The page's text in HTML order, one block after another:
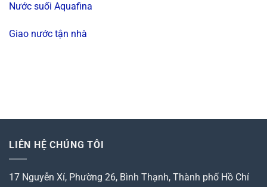
Nước suối Aquafina
Giao nước tận nhà
LIÊN HỆ CHÚNG TÔI
17 Nguyễn Xí, Phường 26, Bình Thạnh, Thành phố Hồ Chí